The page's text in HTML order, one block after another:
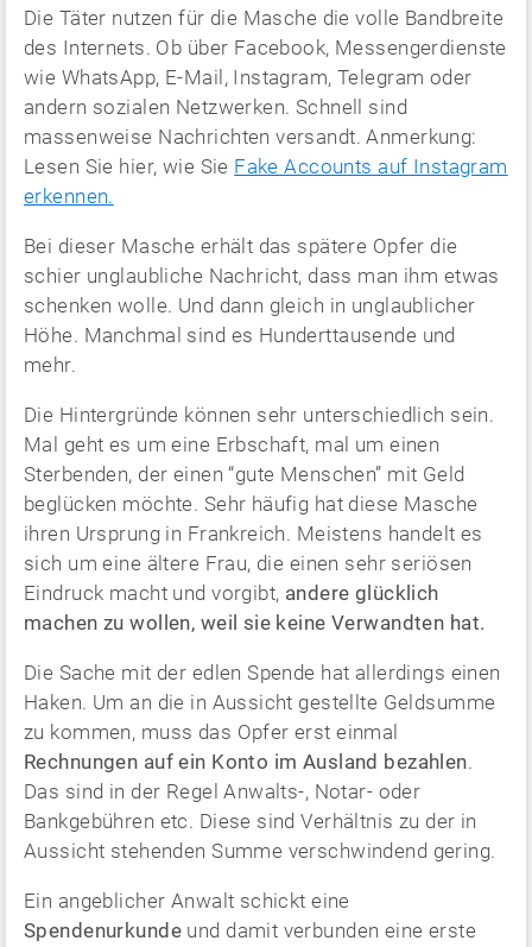
Die Täter nutzen für die Masche die volle Bandbreite
des Internets. Ob über Facebook, Messengerdienste
wie WhatsApp, E-Mail, Instagram, Telegram oder
andern sozialen Netzwerken. Schnell sind
massenweise Nachrichten versandt. Anmerkung:
Lesen Sie hier, wie Sie Fake Accounts auf Instagram
erkennen.
Bei dieser Masche erhält das spätere Opfer die
schier unglaubliche Nachricht, dass man ihm etwas
schenken wolle. Und dann gleich in unglaublicher
Höhe. Manchmal sind es Hunderttausende und
mehr.
Die Hintergründe können sehr unterschiedlich sein.
Mal geht es um eine Erbschaft, mal um einen
Sterbenden, der einen “gute Menschen” mit Geld
beglücken möchte. Sehr häufig hat diese Masche
ihren Ursprung in Frankreich. Meistens handelt es
sich um eine ältere Frau, die einen sehr seriösen
Eindruck macht und vorgibt, andere glücklich
machen zu wollen, weil sie keine Verwandten hat.
Die Sache mit der edlen Spende hat allerdings einen
Haken. Um an die in Aussicht gestellte Geldsumme
zu kommen, muss das Opfer erst einmal
Rechnungen auf ein Konto im Ausland bezahlen.
Das sind in der Regel Anwalts-, Notar- oder
Bankgebühren etc. Diese sind Verhältnis zu der in
Aussicht stehenden Summe verschwindend gering.
Ein angeblicher Anwalt schickt eine
Spendenurkunde und damit verbunden eine erste